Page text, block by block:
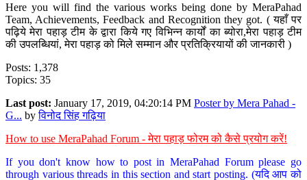
Here you will find the various works being done by MeraPahad
Team, Achievements, Feedback and Recognition they got. ( यहाँ पर
पढ़िये मेरा पहाड़ टीम के द्वारा किये गए विभिन्न कार्यों का ब्योरा,मेरा पहाड़ टीम
की उपलब्धियां, मेरा पहाड़ को मिले सम्मान और प्रतिक्रियायों की जानकारी )
Posts: 1,378
Topics: 35
Last post: January 17, 2019, 04:20:14 PM Poster by Mera Pahad -
G... byविनोद सिंह गढ़िया
How to use MeraPahad Forum - मेरा पहाड़ फोरम को कैसे प्रयोग करें!
If you don't know how to post in MeraPahad Forum please go
through various threads in this section and start posting. (यदि आप को